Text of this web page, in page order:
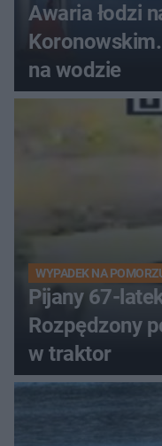
Awaria łodzi
na wodzie
WYPADEK NA
Pijany 67-
Rozpędzony
w traktor